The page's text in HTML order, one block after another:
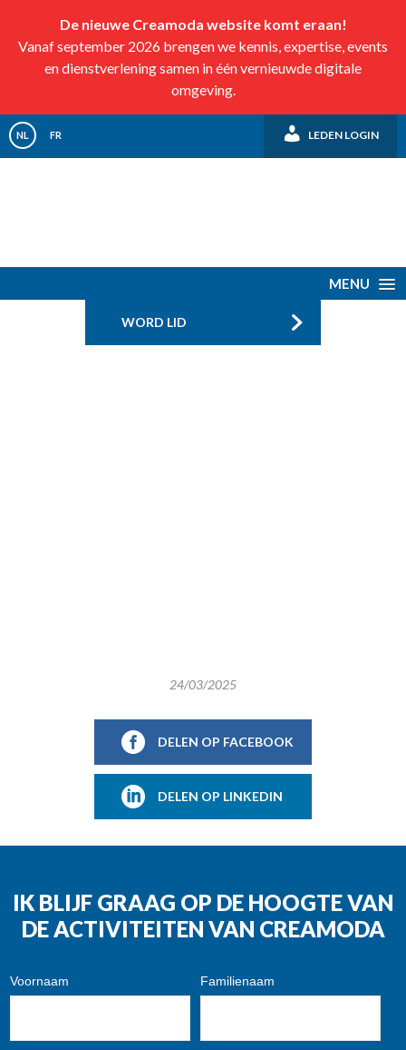
De nieuwe Creamoda website komt eraan!
Vanaf september 2026 brengen we kennis, expertise, events
en dienstverlening samen in één vernieuwde digitale
omgeving.
NL FR LEDEN LOGIN
MENU
WORD LID
24/03/2025
DELEN OP FACEBOOK
DELEN OP LINKEDIN
IK BLIJF GRAAG OP DE HOOGTE VAN
DE ACTIVITEITEN VAN CREAMODA
Voornaam Familienaam